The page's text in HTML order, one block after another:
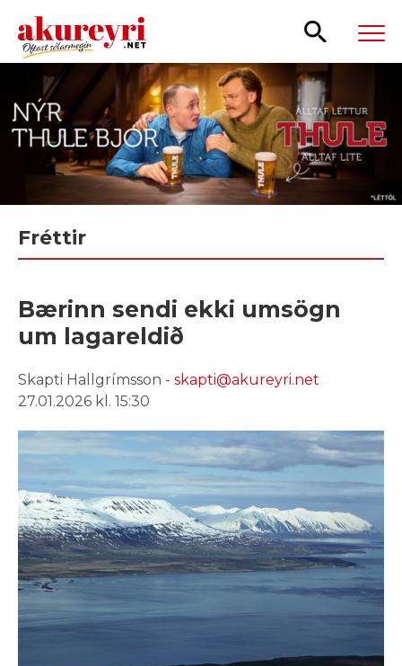
Leita
Fréttir
Bærinn sendi ekki umsögn
um lagareldið
Skapti Hallgrímsson - skapti@akureyri.net
27.01.2026 kl. 15:30